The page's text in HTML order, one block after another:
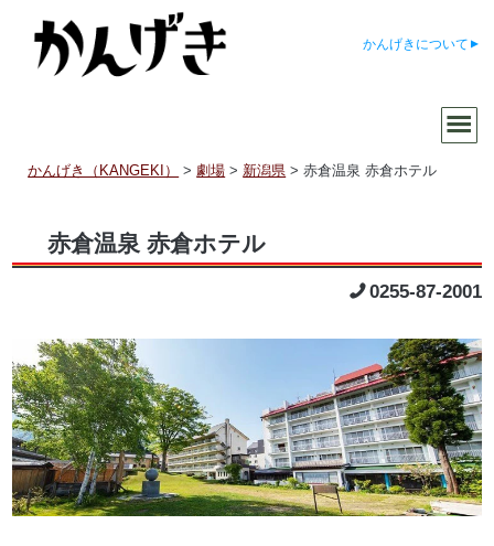
かんげきについて
かんげき（KANGEKI） >劇場 > 新潟県 >赤倉温泉 赤倉ホテル
赤倉温泉 赤倉ホテル
0255-87-2001